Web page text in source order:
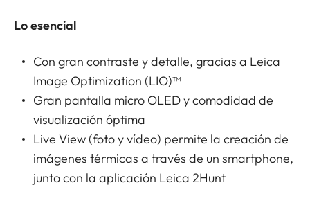
Lo esencial
Con gran contraste y detalle, gracias a Leica
Image Optimization (LIO)™
Gran pantalla micro OLED y comodidad de
visualización óptima
Live View (foto y vídeo) permite la creación de
imágenes térmicas a través de un smartphone,
junto con la aplicación Leica 2Hunt